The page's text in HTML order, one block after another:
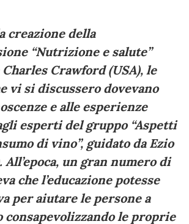
creazione della
“Nutrizione e salute”
Crawford (USA), le
vi si discussero dovevano
e alle esperienze
esperti del gruppo “Aspetti
di vino”, guidato da Ezio
All’epoca, un gran numero di
che l’educazione potesse
per aiutare le persone a
consapevolizzando le proprie